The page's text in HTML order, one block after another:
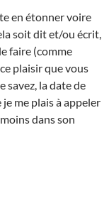
en étonner voire
soit dit et/ou écrit,
faire (comme
plaisir que vous
savez, la date de
me plais à appeler
dans son